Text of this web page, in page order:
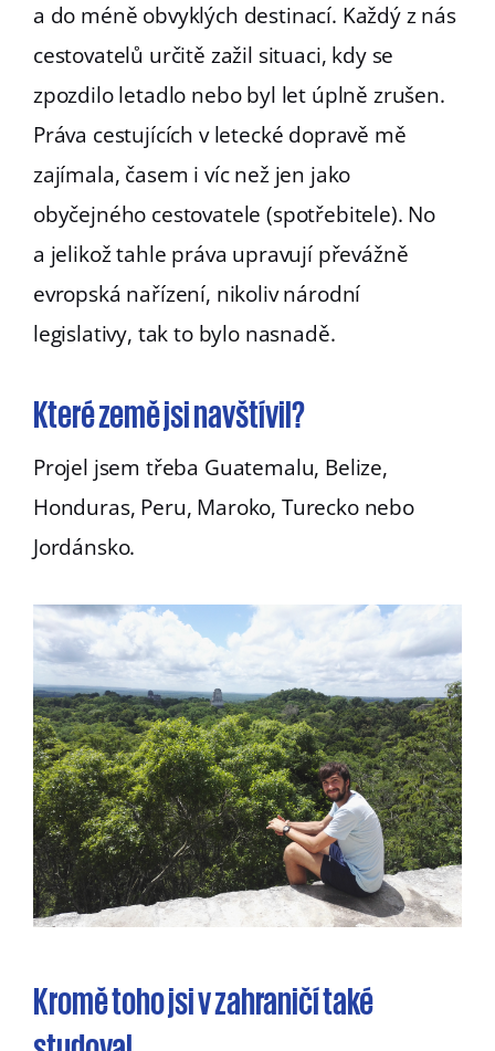
a do méně obvyklých destinací. Každý z nás
cestovatelů určitě zažil situaci, kdy se
zpozdilo letadlo nebo byl let úplně zrušen.
Práva cestujících v letecké dopravě mě
zajímala, časem i víc než jen jako
obyčejného cestovatele (spotřebitele). No
a jelikož tahle práva upravují převážně
evropská nařízení, nikoliv národní
legislativy, tak to bylo nasnadě.
Které země jsi navštívil?
Projel jsem třeba Guatemalu, Belize,
Honduras, Peru, Maroko, Turecko nebo
Jordánsko.
Kromě toho jsi v zahraničí také